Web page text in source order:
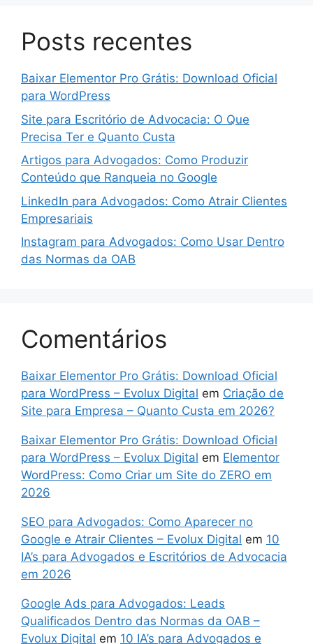
Posts recentes
Baixar Elementor Pro Grátis: Download Oficial
para WordPress
Site para Escritório de Advocacia: O Que
Precisa Ter e Quanto Custa
Artigos para Advogados: Como Produzir
Conteúdo que Ranqueia no Google
LinkedIn para Advogados: Como Atrair Clientes
Empresariais
Instagram para Advogados: Como Usar Dentro
das Normas da OAB
Comentários
Baixar Elementor Pro Grátis: Download Oficial
para WordPress – Evolux Digital em Criação de
Site para Empresa – Quanto Custa em 2026?
Baixar Elementor Pro Grátis: Download Oficial
para WordPress – Evolux Digital em Elementor
WordPress: Como Criar um Site do ZERO em
2026
SEO para Advogados: Como Aparecer no
Google e Atrair Clientes – Evolux Digital em 10
IA’s para Advogados e Escritórios de Advocacia
em 2026
Google Ads para Advogados: Leads
Qualificados Dentro das Normas da OAB –
Evolux Digital em 10 IA’s para Advogados e